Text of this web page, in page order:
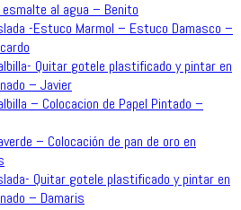
al agua – Benito
-Estuco Marmol – Estuco Damasco –
Quitar gotele plastificado y pintar en
– Javier
– Colocacion de Papel Pintado –
– Colocación de pan de oro en
Quitar gotele plastificado y pintar en
– Damaris